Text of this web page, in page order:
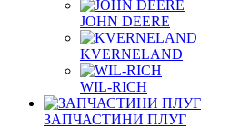
JOHN DEERE
KVERNELAND
WIL-RICH
ЗАПЧАСТИНИ ПЛУГ